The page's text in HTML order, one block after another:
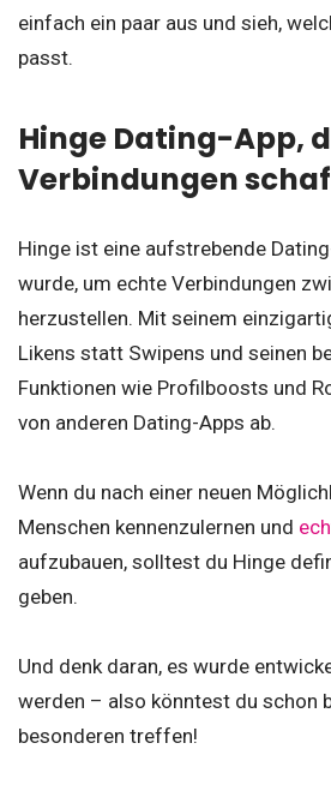
einfach ein paar aus und sieh,
passt.
Hinge Dating-App,
Verbindungen
Hinge ist eine aufstrebende
wurde, um echte Verbindungen
herzustellen. Mit seinem
Likens statt Swipens und seinen
Funktionen wie Profilboosts und
von anderen Dating-Apps ab.
Wenn du nach einer neuen
Menschen kennenzulernen und
aufzubauen, solltest du Hinge
geben.
Und denk daran, es wurde
werden – also könntest du schon
besonderen treffen!